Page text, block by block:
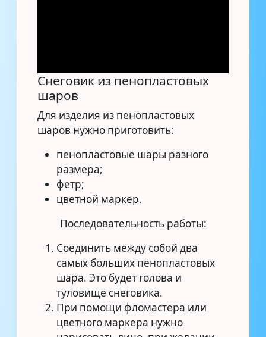
Снеговик из пенопластовых
шаров
Для изделия из пенопластовых
шаров нужно приготовить:
пенопластовые шары разного
размера;
фетр;
цветной маркер.
Последовательность работы:
Соединить между собой два
самых больших пенопластовых
шара. Это будет голова и
туловище снеговика.
При помощи фломастера или
цветного маркера нужно